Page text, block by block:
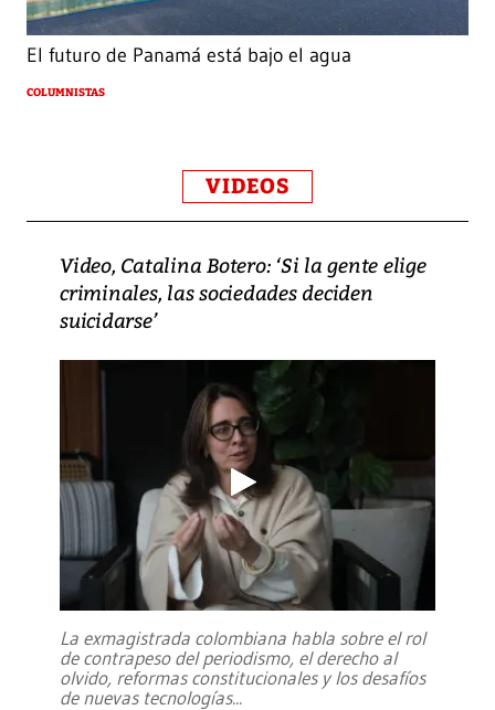
El futuro de Panamá está bajo el agua
COLUMNISTAS
VIDEOS
Video, Catalina Botero: ‘Si la gente elige
criminales, las sociedades deciden
suicidarse’
La exmagistrada colombiana habla sobre el rol
de contrapeso del periodismo, el derecho al
olvido, reformas constitucionales y los desafíos
de nuevas tecnologías...